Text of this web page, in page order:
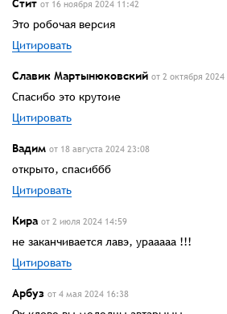
Стит от 16 ноября 2024 11:42
Это робочая версия
Цитировать
Славик Мартынюковский от 2 октября
Спасибо это крутоие
Цитировать
Вадим от 18 августа 2024 23:08
открыто, спасиббб
Цитировать
Кира от 2 июля 2024 14:59
не заканчивается лавэ, урааааа !!!
Цитировать
Арбуз от 4 мая 2024 16:38